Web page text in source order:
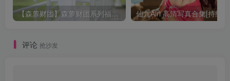
【森萝财团】森萝财团系列福利原版无水印合集下载[与本站内容同步更新] 仙九Airi 高清写真合集[持续
评论 抢沙发